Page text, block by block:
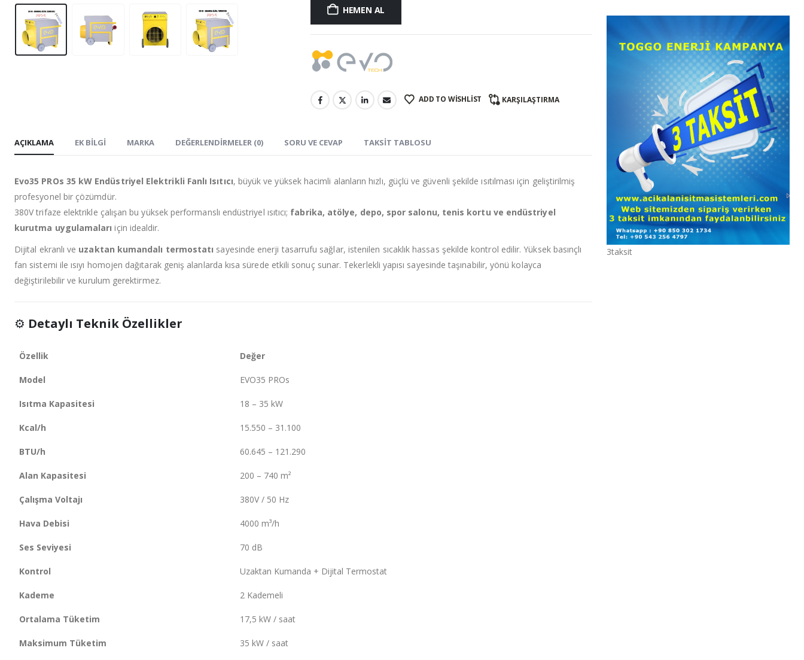
HEMEN AL
ADD TO WISHLIST KARŞILAŞTIRMA
AÇIKLAMA EK BILGI MARKA DEĞERLENDIRMELER (0) SORU VE CEVAP TAKSIT TABLOSU
Evo35 PROs 35 kW Endüstriyel Elektrikli Fanlı Isıtıcı, büyük ve yüksek hacimli alanların hızlı, güçlü ve güvenli şekilde ısıtılması için geliştirilmiş
profesyonel bir çözümdür.
380V trifaze elektrikle çalışan bu yüksek performanslı endüstriyel ısıtıcı; fabrika, atölye, depo, spor salonu, tenis kortu ve endüstriyel
kurutma uygulamaları için idealdir.
Dijital ekranlı ve uzaktan kumandalı termostatı sayesinde enerji tasarrufu sağlar, istenilen sıcaklık hassas şekilde kontrol edilir. Yüksek basınçlı
fan sistemi ile ısıyı homojen dağıtarak geniş alanlarda kısa sürede etkili sonuç sunar. Tekerlekli yapısı sayesinde taşınabilir, yönü kolayca
değiştirilebilir ve kurulum gerektirmez.
⚙️ Detaylı Teknik Özellikler
Özellik Değer
Model EVO35 PROs
Isıtma Kapasitesi 18 – 35 kW
Kcal/h 15.550 – 31.100
BTU/h 60.645 – 121.290
Alan Kapasitesi 200 – 740 m²
Çalışma Voltajı 380V / 50 Hz
Hava Debisi 4000 m³/h
Ses Seviyesi 70 dB
Kontrol Uzaktan Kumanda + Dijital Termostat
Kademe 2 Kademeli
Ortalama Tüketim 17,5 kW / saat
Maksimum Tüketim 35 kW / saat
3taksit